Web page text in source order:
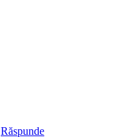
Răspunde